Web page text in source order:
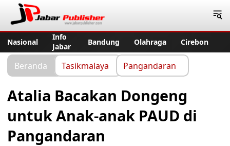
Nasional
Info
Jabar
Bandung Olahraga Cirebon
Beranda Tasikmalaya Pangandaran
Atalia Bacakan Dongeng
untuk Anak-anak PAUD di
Pangandaran